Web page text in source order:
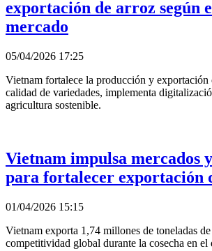
exportación de arroz según
mercado
05/04/2026 17:25
Vietnam fortalece la producción y exportación
calidad de variedades, implementa
agricultura sostenible.
Vietnam impulsa mercados
para fortalecer exportación
01/04/2026 15:15
Vietnam exporta 1,74 millones de toneladas
competitividad global durante la cosecha en